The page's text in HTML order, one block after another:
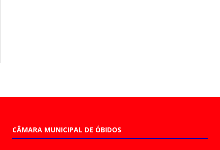
CÂMARA MUNICIPAL DE ÓBIDOS